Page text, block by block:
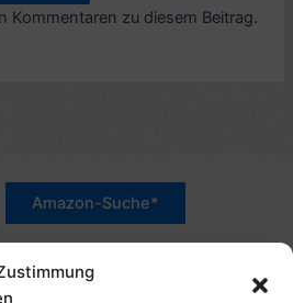
Kommentaren zu diesem Beitrag.
Hinweis "Amazon-Werbelink(s)",
mit Sternchen (*): Das sind Affiliate-